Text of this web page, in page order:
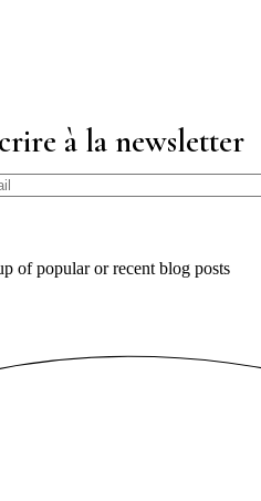
à la newsletter
of popular or recent blog posts